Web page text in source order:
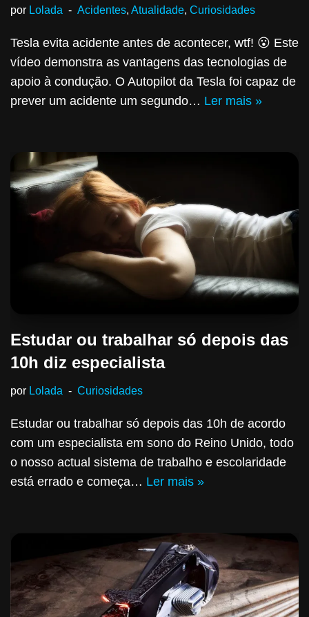
por Lolada Acidentes, Atualidade, Curiosidades
Tesla evita acidente antes de acontecer, wtf! 😮 Este
vídeo demonstra as vantagens das tecnologias de
apoio à condução. O Autopilot da Tesla foi capaz de
prever um acidente um segundo… Ler mais »
Estudar ou trabalhar só depois das
10h diz especialista
por Lolada Curiosidades
Estudar ou trabalhar só depois das 10h de acordo
com um especialista em sono do Reino Unido, todo
o nosso actual sistema de trabalho e escolaridade
está errado e começa… Ler mais »